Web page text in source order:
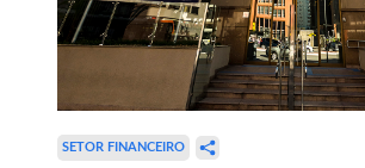
SETOR FINANCEIRO